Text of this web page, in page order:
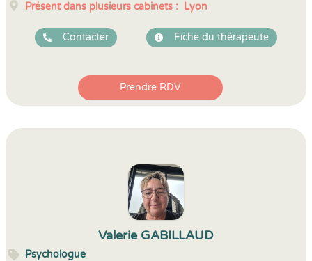
Présent dans plusieurs cabinets : Lyon
Contacter Fiche du thérapeute
Prendre RDV
Valerie GABILLAUD
Psychologue